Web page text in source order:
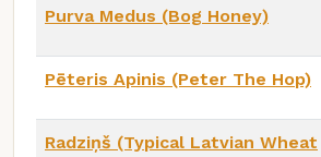
Purva Medus (Bog Honey)
Pēteris Apinis (Peter The Hop)
Radziņš (Typical Latvian Wheat